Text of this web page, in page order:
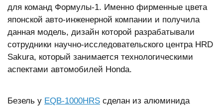
для команд Формулы-1. Именно фирменные цвета
японской авто-инженерной компании и получила
данная модель, дизайн которой разрабатывали
сотрудники научно-исследовательского центра HRD
Sakura, который занимается технологическими
аспектами автомобилей Honda.
Безель у EQB-1000HRS сделан из алюминида